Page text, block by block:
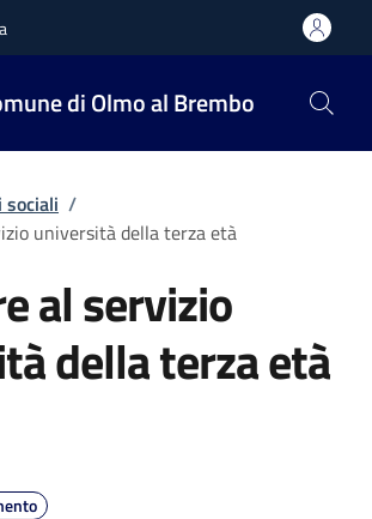
di Olmo al Brembo
pane
sociali /
università della terza età
al servizio
della terza età